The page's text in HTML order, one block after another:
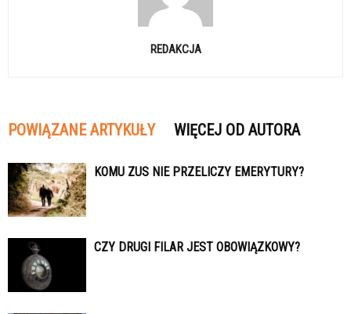
REDAKCJA
POWIĄZANE ARTYKUŁY WIĘCEJ OD AUTORA
KOMU ZUS NIE PRZELICZY EMERYTURY?
CZY DRUGI FILAR JEST OBOWIĄZKOWY?